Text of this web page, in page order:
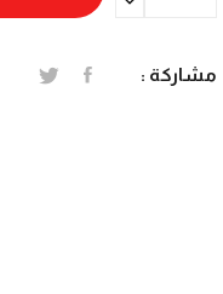
مشاركة :